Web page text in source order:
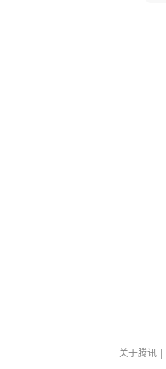
关于腾讯 |